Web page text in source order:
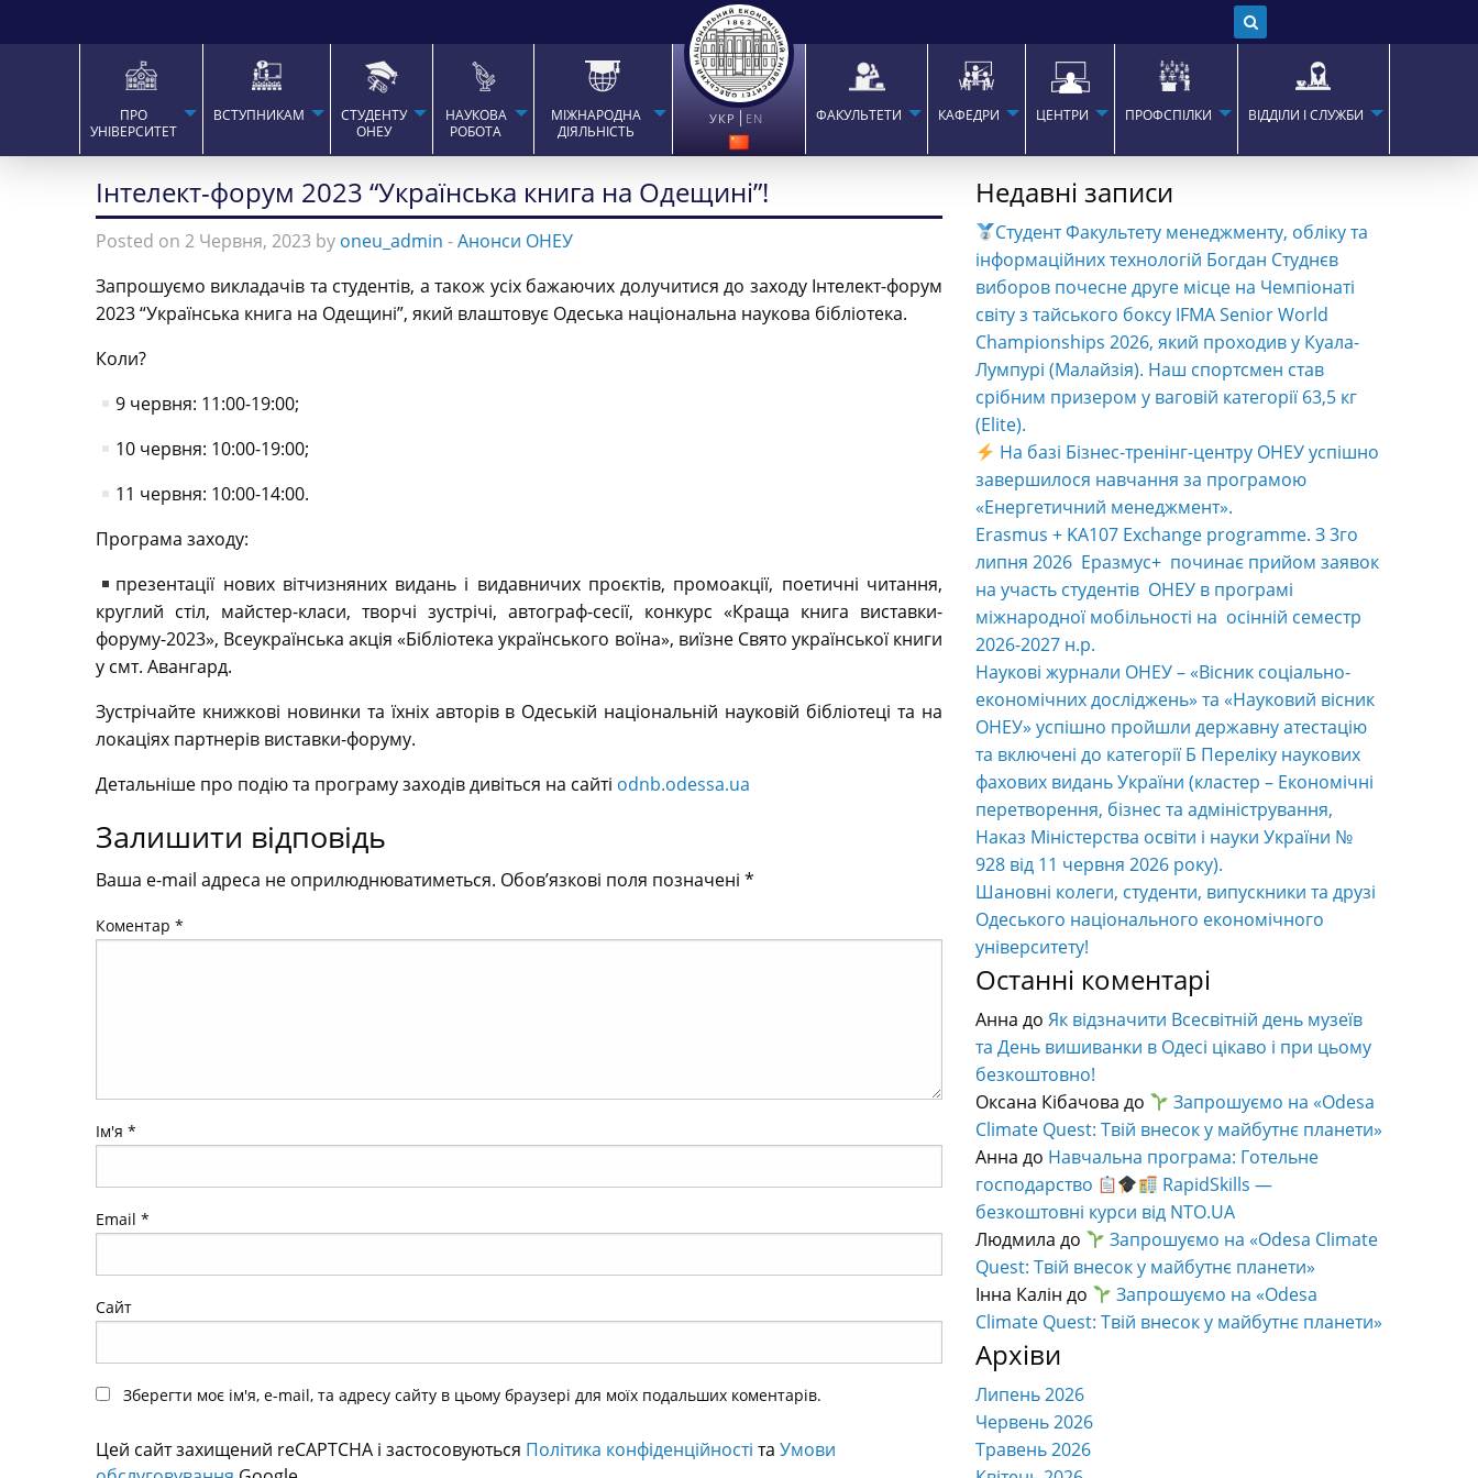
ПРО
УНІВЕРСИТЕТ
ВСТУПНИКАМ
СТУДЕНТУ
ОНЕУ
НАУКОВА
РОБОТА
МІЖНАРОДНА
ДІЯЛЬНІСТЬ
УКР EN ФАКУЛЬТЕТИ КАФЕДРИ ЦЕНТРИ ПРОФСПІЛКИ ВІДДІЛИ І СЛУЖБИ
Інтелект-форум 2023 “Українська книга на Одещині”!
Posted on 2 Червня, 2023 by oneu_admin -Анонси ОНЕУ
Запрошуємо викладачів та студентів, а також усіх бажаючих долучитися до заходу Інтелект-форум
2023 “Українська книга на Одещині”, який влаштовує Одеська національна наукова бібліотека.
Коли?
9 червня: 11:00-19:00;
10 червня: 10:00-19:00;
11 червня: 10:00-14:00.
Програма заходу:
презентації нових вітчизняних видань і видавничих проєктів, промоакції, поетичні читання,
круглий стіл, майстер-класи, творчі зустрічі, автограф-сесії, конкурс «Краща книга виставки-
форуму-2023», Всеукраїнська акція «Бібліотека українського воїна», виїзне Свято української книги
у смт. Авангард.
Зустрічайте книжкові новинки та їхніх авторів в Одеській національній науковій бібліотеці та на
локаціях партнерів виставки-форуму.
Детальніше про подію та програму заходів дивіться на сайті odnb.odessa.ua
Залишити відповідь
Ваша e-mail адреса не оприлюднюватиметься. Обов’язкові поля позначені *
Коментар *
Ім'я *
Email *
Сайт
Зберегти моє ім'я, e-mail, та адресу сайту в цьому браузері для моїх подальших коментарів.
Цей сайт захищений reCAPTCHA і застосовуються Політика конфіденційності та Умови
Недавні записи
Студент Факультету менеджменту, обліку та
інформаційних технологій Богдан Студнєв
виборов почесне друге місце на Чемпіонаті
світу з тайського боксу IFMA Senior World
Championships 2026, який проходив у Куала-
Лумпурі (Малайзія). Наш спортсмен став
срібним призером у ваговій категорії 63,5 кг
(Elite).
На базі Бізнес-тренінг-центру ОНЕУ успішно
завершилося навчання за програмою
«Енергетичний менеджмент».
Erasmus + KA107 Exchange programme. З 3го
липня 2026 Еразмус+ починає прийом заявок
на участь студентів ОНЕУ в програмі
міжнародної мобільності на осінній семестр
2026-2027 н.р.
Наукові журнали ОНЕУ – «Вісник соціально-
економічних досліджень» та «Науковий вісник
ОНЕУ» успішно пройшли державну атестацію
та включені до категорії Б Переліку наукових
фахових видань України (кластер – Економічні
перетворення, бізнес та адміністрування,
Наказ Міністерства освіти і науки України №
928 від 11 червня 2026 року).
Шановні колеги, студенти, випускники та друзі
Одеського національного економічного
університету!
Останні коментарі
Анна доЯк відзначити Всесвітній день музеїв
та День вишиванки в Одесі цікаво і при цьому
безкоштовно!
Оксана Кібачова до
Запрошуємо на «Odesa
Climate Quest: Твій внесок у майбутнє планети»
Анна до Навчальна програма: Готельне
господарство
RapidSkills —
безкоштовні курси від NTO.UA
Людмила до
Запрошуємо на «Odesa Climate
Quest: Твій внесок у майбутнє планети»
Інна Калін до
Запрошуємо на «Odesa
Climate Quest: Твій внесок у майбутнє планети»
Архіви
Липень 2026
Червень 2026
Травень 2026